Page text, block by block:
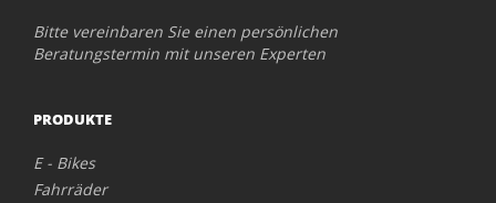
Bitte vereinbaren Sie einen persönlichen
Beratungstermin mit unseren Experten
PRODUKTE
E - Bikes
Fahrräder